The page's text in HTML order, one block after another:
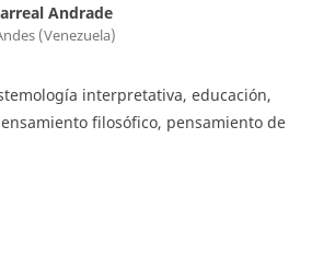
Andrade
(Venezuela)
interpretativa, educación,
filosófico, pensamiento de